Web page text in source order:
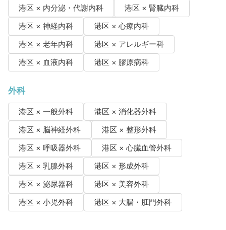
港区 × 内分泌・代謝内科
港区 × 腎臓内科
港区 × 神経内科
港区 × 心療内科
港区 × 老年内科
港区 × アレルギー科
港区 × 血液内科
港区 × 膠原病科
外科
港区 × 一般外科
港区 × 消化器外科
港区 × 脳神経外科
港区 × 整形外科
港区 × 呼吸器外科
港区 × 心臓血管外科
港区 × 乳腺外科
港区 × 形成外科
港区 × 泌尿器科
港区 × 美容外科
港区 × 小児外科
港区 × 大腸・肛門外科